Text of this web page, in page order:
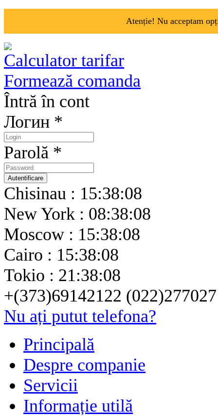
Atenție! Nu acceptam
Calculator tarifar
Formează comanda
Întră în cont
Логин *
Parolă *
Chisinau : 15:38:08
New York : 08:38:08
Moscow : 15:38:08
Cairo : 15:38:08
Tokio : 21:38:08
+(373)69142122 (022)277027
Nu ați putut telefona?
Principală
Despre companie
Servicii
Informație utilă